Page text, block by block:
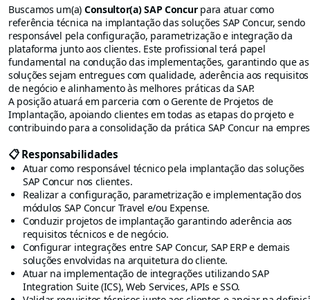
Buscamos um(a) Consultor(a) SAP Concurpara atuar como
referência técnica na implantação das soluções SAP Concur, sendo
responsável pela configuração, parametrização e integração da
plataforma junto aos clientes. Este profissional terá papel
fundamental na condução das implementações, garantindo que as
soluções sejam entregues com qualidade, aderência aos requisitos
de negócio e alinhamento às melhores práticas da SAP.
A posição atuará em parceria com o Gerente de Projetos de
Implantação, apoiando clientes em todas as etapas do projeto e
contribuindo para a consolidação da prática SAP Concur na
📋 Responsabilidades
Atuar como responsável técnico pela implantação das soluções
SAP Concur nos clientes.
Realizar a configuração, parametrização e implementação dos
módulos SAP Concur Travel e/ou Expense.
Conduzir projetos de implantação garantindo aderência aos
requisitos técnicos e de negócio.
Configurar integrações entre SAP Concur, SAP ERP e demais
soluções envolvidas na arquitetura do cliente.
Atuar na implementação de integrações utilizando SAP
Integration Suite (ICS), Web Services, APIs e SSO.